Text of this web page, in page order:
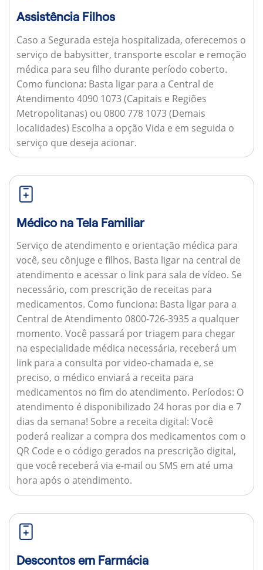
Assistência Filhos
Caso a Segurada esteja hospitalizada, oferecemos o
serviço de babysitter, transporte escolar e remoção
médica para seu filho durante período coberto.
Como funciona: Basta ligar para a Central de
Atendimento 4090 1073 (Capitais e Regiões
Metropolitanas) ou 0800 778 1073 (Demais
localidades) Escolha a opção Vida e em seguida o
serviço que deseja acionar.
Médico na Tela Familiar
Serviço de atendimento e orientação médica para
você, seu cônjuge e filhos. Basta ligar na central de
atendimento e acessar o link para sala de vídeo. Se
necessário, com prescrição de receitas para
medicamentos. Como funciona: Basta ligar para a
Central de Atendimento 0800-726-3935 a qualquer
momento. Você passará por triagem para chegar
na especialidade médica necessária, receberá um
link para a consulta por video-chamada e, se
preciso, o médico enviará a receita para
medicamentos no fim do atendimento. Períodos: O
atendimento é disponibilizado 24 horas por dia e 7
dias da semana! Sobre a receita digital: Você
poderá realizar a compra dos medicamentos com o
QR Code e o código gerados na prescrição digital,
que você receberá via e-mail ou SMS em até uma
hora após o atendimento.
Descontos em Farmácia